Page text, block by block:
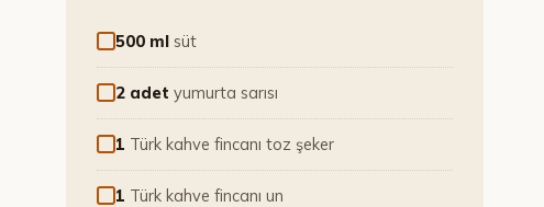
500 ml süt
2 adet yumurta sarısı
1 Türk kahve fincanı toz şeker
1 Türk kahve fincanı un